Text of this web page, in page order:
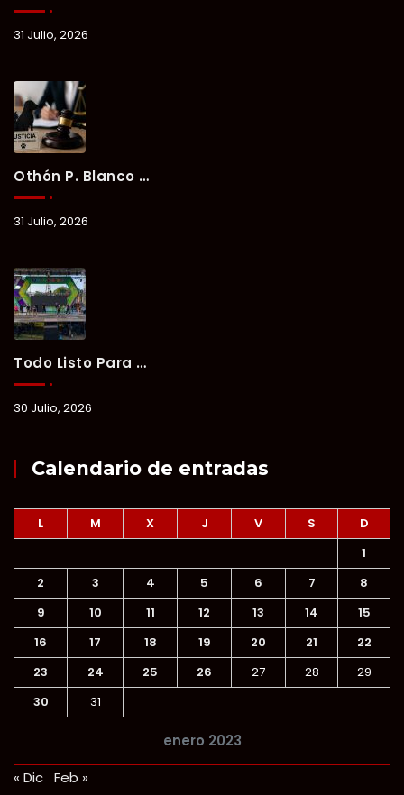
31 Julio, 2026
Othón P. Blanco Refrenda Su Compromiso Contra El Maltrato Animal: Vinculan A Proceso A Presunto Responsable Tras Denuncia Del Ayuntamiento.
31 Julio, 2026
Todo Listo Para “Verano Xul-Há 2026”; Un Fin De Semana De Deporte, Música Y Convivencia Familiar.
30 Julio, 2026
Calendario de entradas
enero 2023
L M X J V S
D
1
2
3 4 5 6 7
8
9
10 11 12 13 14
15
16
17 18 19 20 21
22
23
24 25 26 27 28
29
30
31
« Dic Feb »